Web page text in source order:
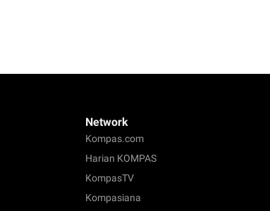
Network
Kompas.com
Harian KOMPAS
KompasTV
Kompasiana